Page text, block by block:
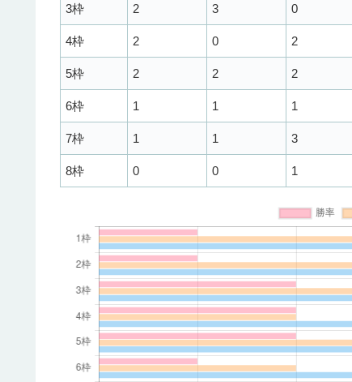
3枠 2 3 0
4枠 2 0 2
5枠 2 2 2
6枠 1 1 1
7枠 1 1 3
8枠 0 0 1